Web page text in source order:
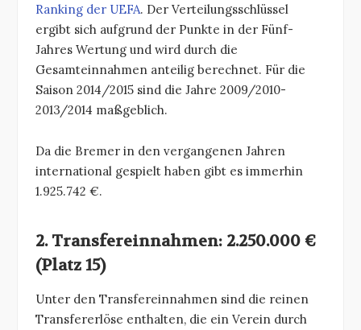
Ranking der UEFA. Der Verteilungsschlüssel
ergibt sich aufgrund der Punkte in der Fünf-
Jahres Wertung und wird durch die
Gesamteinnahmen anteilig berechnet. Für die
Saison 2014/2015 sind die Jahre 2009/2010-
2013/2014 maßgeblich.
Da die Bremer in den vergangenen Jahren
international gespielt haben gibt es immerhin
1.925.742 €.
2. Transfereinnahmen: 2.250.000 €
(Platz 15)
Unter den Transfereinnahmen sind die reinen
Transfererlöse enthalten, die ein Verein durch